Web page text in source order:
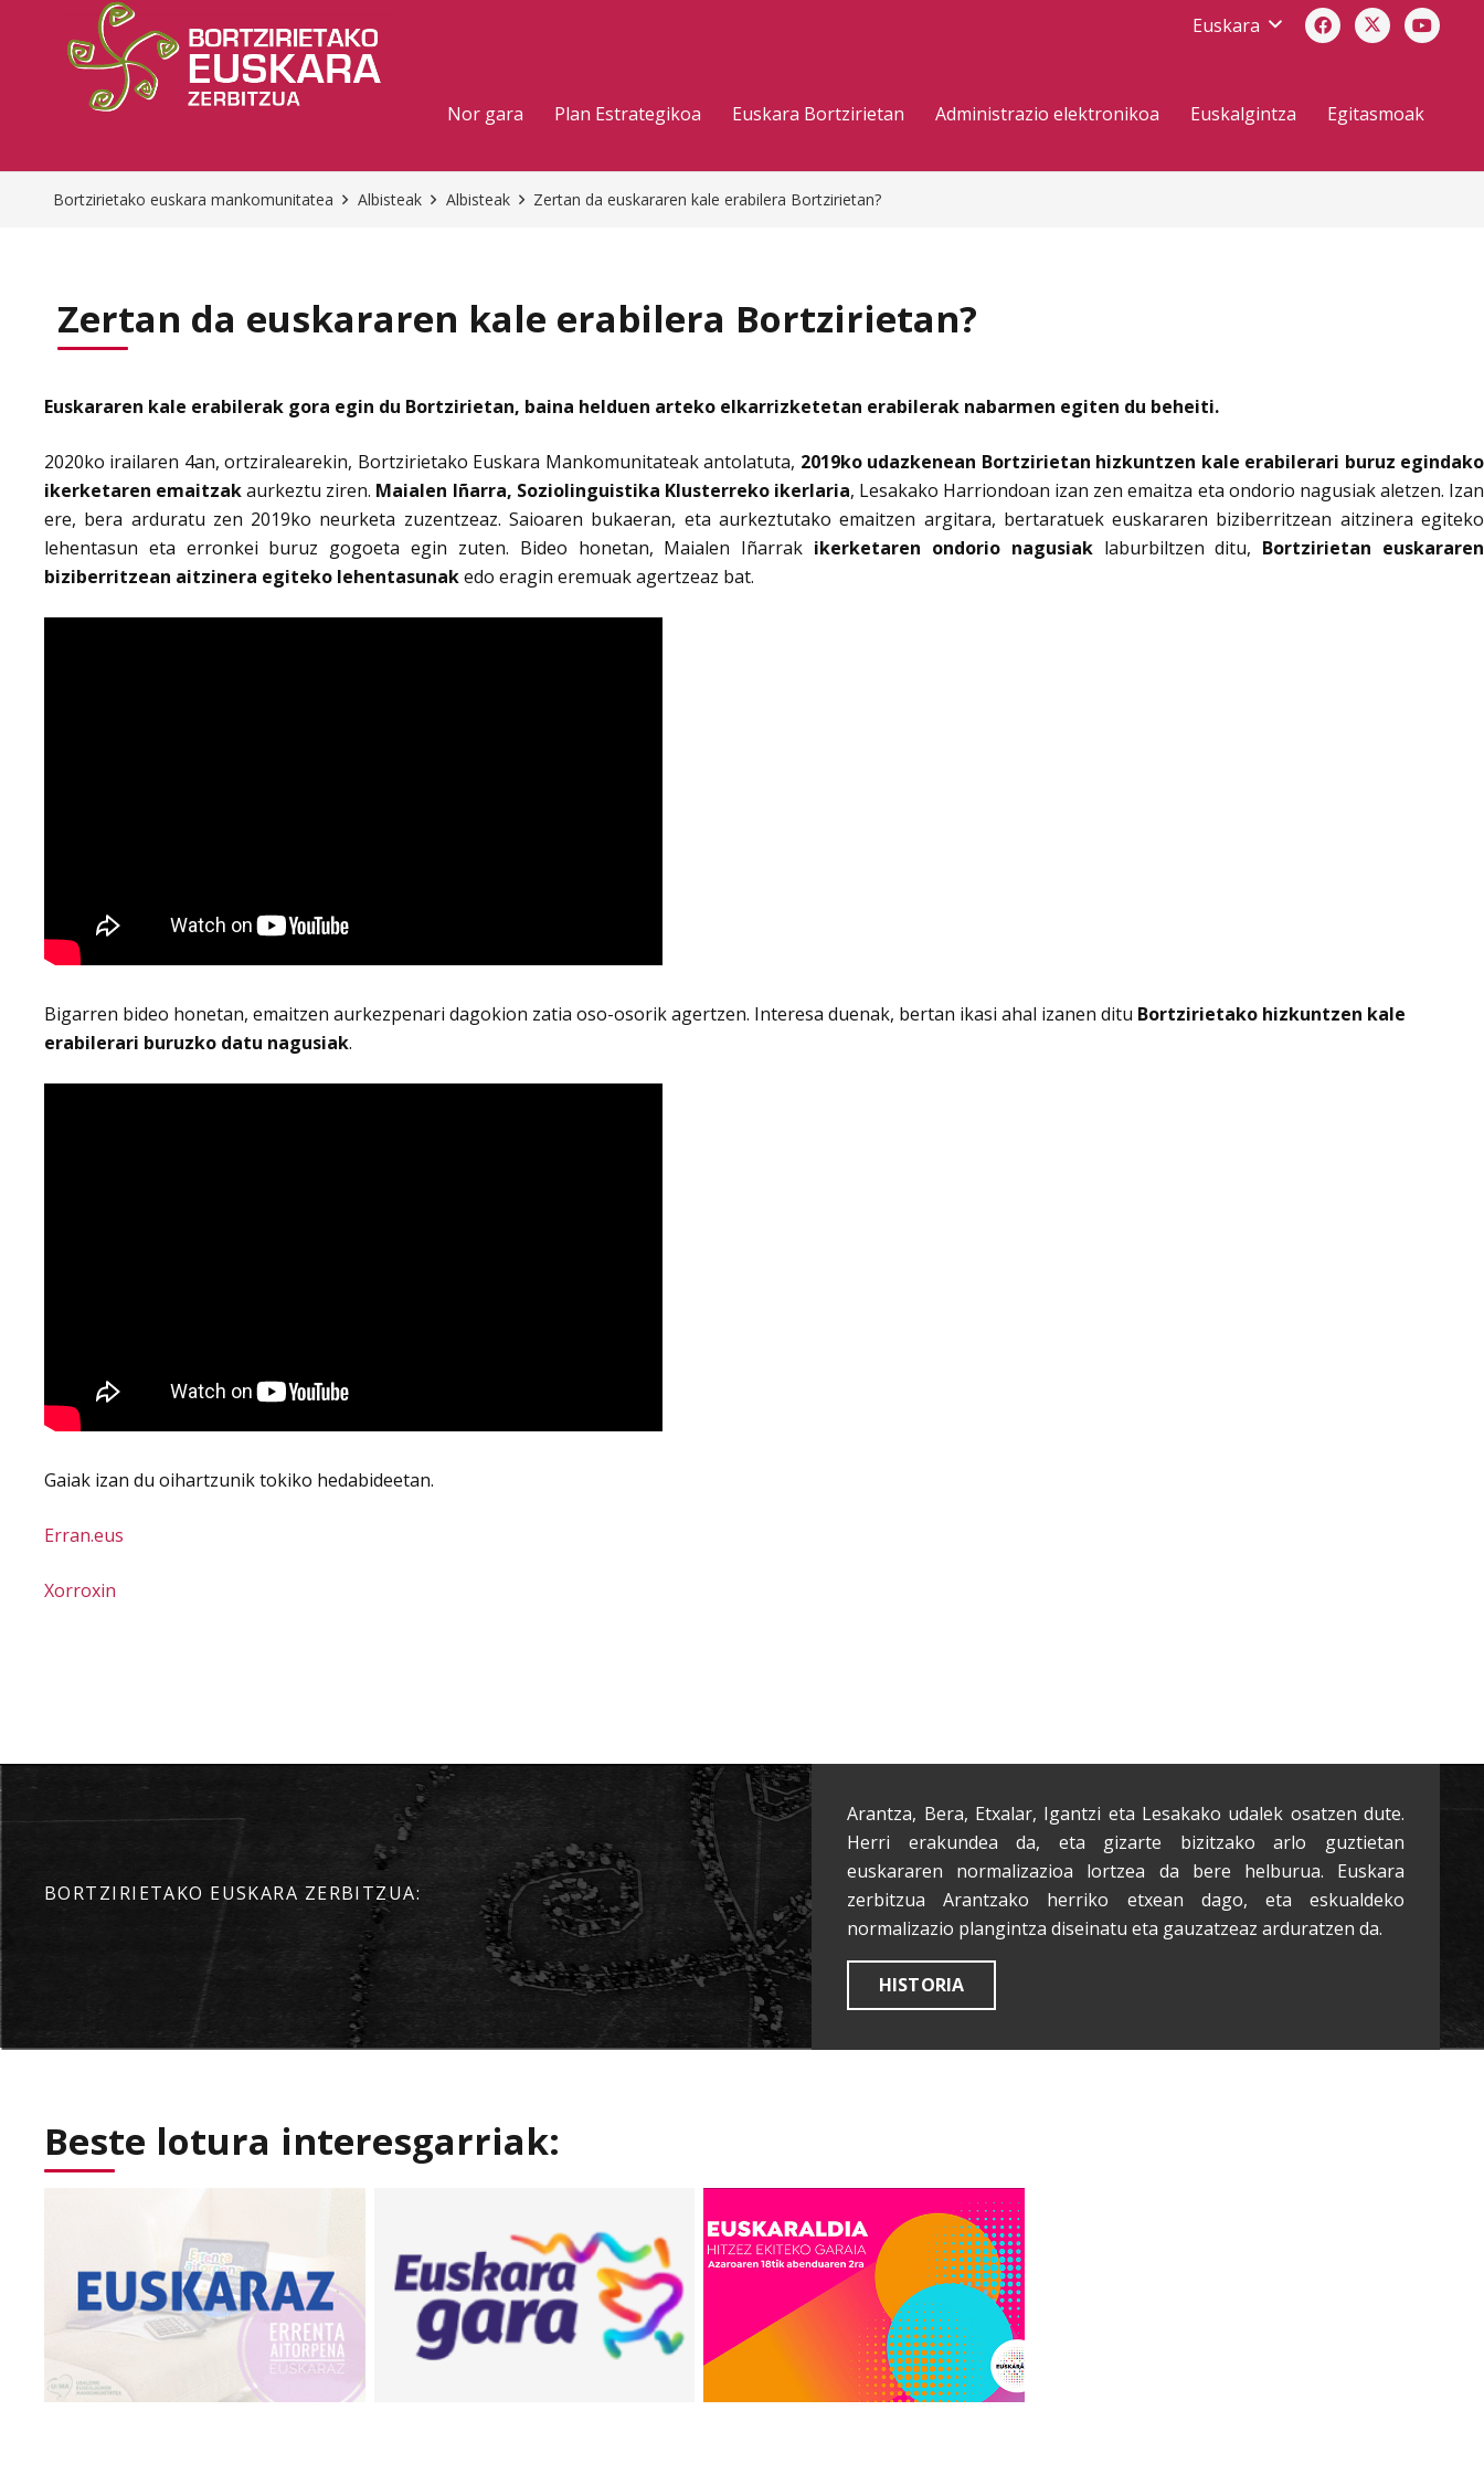
Euskara
Nor gara Plan Estrategikoa Euskara Bortzirietan Administrazio elektronikoa Euskalgintza Egitasmoak
Bortzirietako euskara mankomunitatea Albisteak Albisteak Zertan da euskararen kale erabilera Bortzirietan?
Zertan da euskararen kale erabilera Bortzirietan?
Euskararen kale erabilerak gora egin du Bortzirietan, baina helduen arteko elkarrizketetan erabilerak nabarmen egiten du beheiti.
2020ko irailaren 4an, ortziralearekin, Bortzirietako Euskara Mankomunitateak antolatuta, 2019ko udazkenean Bortzirietan hizkuntzen kale erabilerari buruz egindako
ikerketaren emaitzakaurkeztu ziren. Maialen Iñarra, Soziolinguistika Klusterreko ikerlaria, Lesakako Harriondoan izan zen emaitza eta ondorio nagusiak aletzen. Izan
ere, bera arduratu zen 2019ko neurketa zuzentzeaz. Saioaren bukaeran, eta aurkeztutako emaitzen argitara, bertaratuek euskararen biziberritzean aitzinera egiteko
lehentasun eta erronkei buruz gogoeta egin zuten. Bideo honetan, Maialen Iñarrak ikerketaren ondorio nagusiaklaburbiltzen ditu, Bortzirietan euskararen
biziberritzean aitzinera egiteko lehentasunakedo eragin eremuak agertzeaz bat.
Bigarren bideo honetan, emaitzen aurkezpenari dagokion zatia oso-osorik agertzen. Interesa duenak, bertan ikasi ahal izanen ditu Bortzirietako hizkuntzen kale
erabilerari buruzko datu nagusiak.
Gaiak izan du oihartzunik tokiko hedabideetan.
Erran.eus
Xorroxin
BORTZIRIETAKO EUSKARA ZERBITZUA:
Arantza, Bera, Etxalar, Igantzi eta Lesakako udalek osatzen dute.
Herri erakundea da, eta gizarte bizitzako arlo guztietan
euskararen normalizazioa lortzea da bere helburua. Euskara
zerbitzua Arantzako herriko etxean dago, eta eskualdeko
normalizazio plangintza diseinatu eta gauzatzeaz arduratzen da.
HISTORIA
Beste lotura interesgarriak: